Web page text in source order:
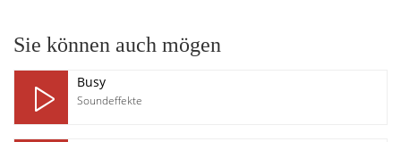
Sie können auch mögen
Busy
Soundeffekte